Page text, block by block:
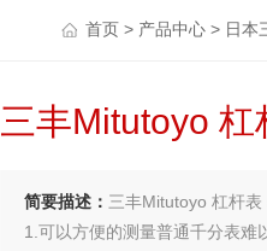
首页 > 产品中心 > 日本
三丰Mitutoyo
简要描述： 三丰Mitutoyo 杠杆
1.可以方便的测量普通千分表难